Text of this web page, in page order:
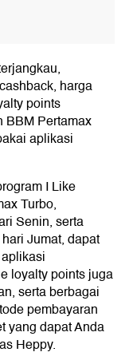
harga
points
BBM Pertamax
aplikasi
I Like
Turbo,
Senin, serta
Jumat, dapat
loyalty points juga
serta berbagai
pembayaran
yang dapat Anda
Heppy.